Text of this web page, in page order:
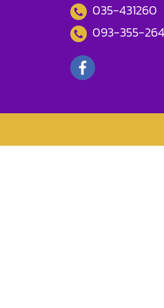
035-431260
093-355-